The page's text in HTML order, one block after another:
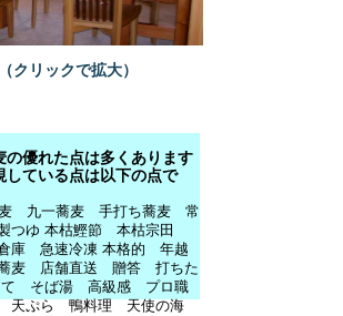
優れた点は多くあります
している点は以下の点で
九一蕎麦 手打ち蕎麦 常
ゆ 本枯鰹節 本枯宗田
庫 急速冷凍 本格的 年越
麦 店舗直送 贈答 打ちた
て そば湯 高級感 プロ職
ぷら 鴨料理 天使の海
クリックで拡大）